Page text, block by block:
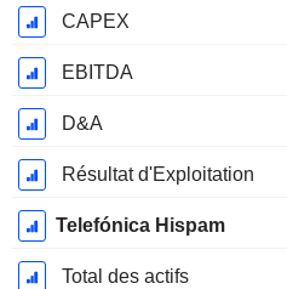
CAPEX
EBITDA
D&A
Résultat d'Exploitation
Telefónica Hispam
Total des actifs